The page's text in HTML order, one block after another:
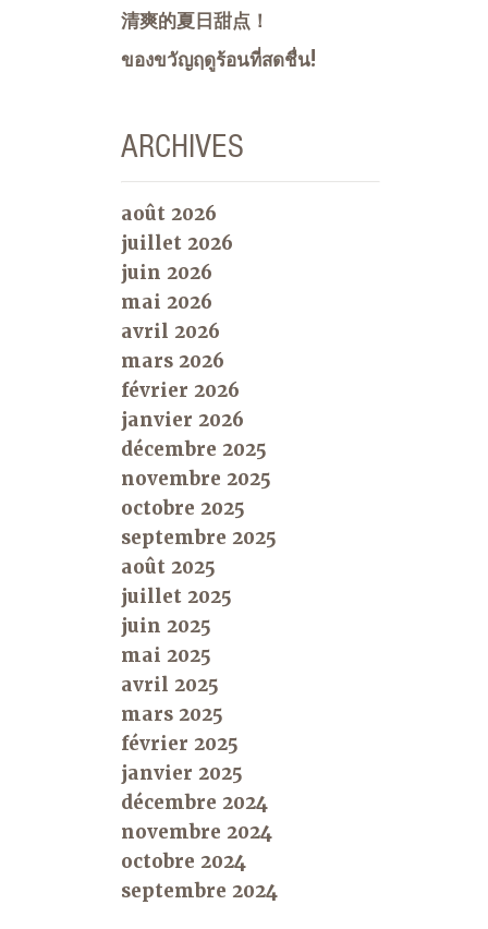
清爽的夏日甜点！
ของขวัญฤดูร้อนที่สดชื่น!
ARCHIVES
août 2026
juillet 2026
juin 2026
mai 2026
avril 2026
mars 2026
février 2026
janvier 2026
décembre 2025
novembre 2025
octobre 2025
septembre 2025
août 2025
juillet 2025
juin 2025
mai 2025
avril 2025
mars 2025
février 2025
janvier 2025
décembre 2024
novembre 2024
octobre 2024
septembre 2024